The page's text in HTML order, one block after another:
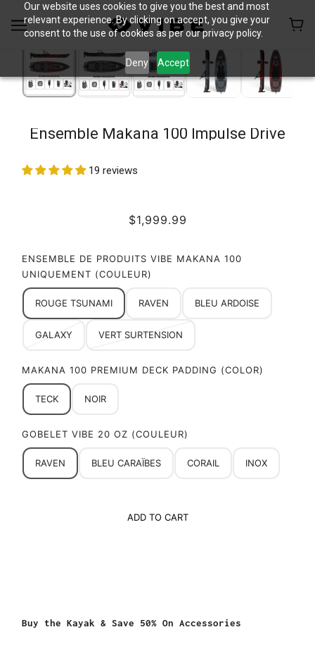
Our website uses cookies to give you the best and most
relevant experience. By clicking on accept, you give your
consent to the use of cookies as per our privacy policy.
Deny Accept
Ensemble Makana 100 Impulse Drive
19 reviews
$1,999.99
ENSEMBLE DE PRODUITS VIBE MAKANA 100
UNIQUEMENT (COULEUR)
ROUGE TSUNAMI RAVEN BLEU ARDOISE
GALAXY VERT SURTENSION
MAKANA 100 PREMIUM DECK PADDING (COLOR)
TECK NOIR
GOBELET VIBE 20 OZ (COULEUR)
RAVEN BLEU CARAÏBES CORAIL INOX
ADD TO CART
Buy the Kayak & Save 50% On Accessories